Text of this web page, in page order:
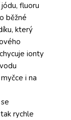
fluoru
běžné
který
ionty
i na
rychle